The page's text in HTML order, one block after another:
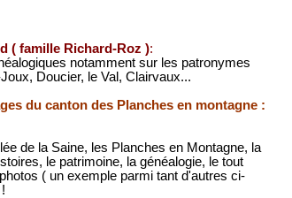
( famille Richard-Roz ):
notamment sur les patronymes
Doucier, le Val, Clairvaux...
du canton des Planches en montagne :
de la Saine, les Planches en Montagne, la
le patrimoine, la généalogie, le tout
( un exemple parmi tant d'autres ci-